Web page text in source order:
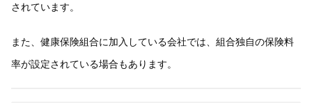
されています。
また、健康保険組合に加入している会社では、組合独自の保険料
率が設定されている場合もあります。